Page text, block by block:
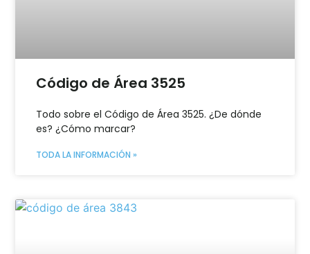
Código de Área 3525
Todo sobre el Código de Área 3525. ¿De dónde
es? ¿Cómo marcar?
TODA LA INFORMACIÓN »